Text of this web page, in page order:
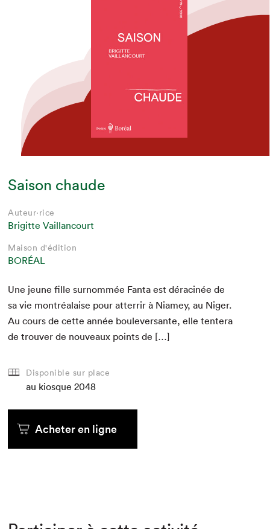
Saison chaude
Auteur·rice
Brigitte Vaillancourt
Maison d'édition
BORÉAL
Une jeune fille surnom­mée Fan­ta est dérac­inée de
sa vie mon­tréalaise pour atter­rir à Niamey, au Niger.
Au cours de cette année boulever­sante, elle ten­tera
de trou­ver de nou­veaux points de […]
Disponible sur place
au kiosque 2048
Acheter en ligne